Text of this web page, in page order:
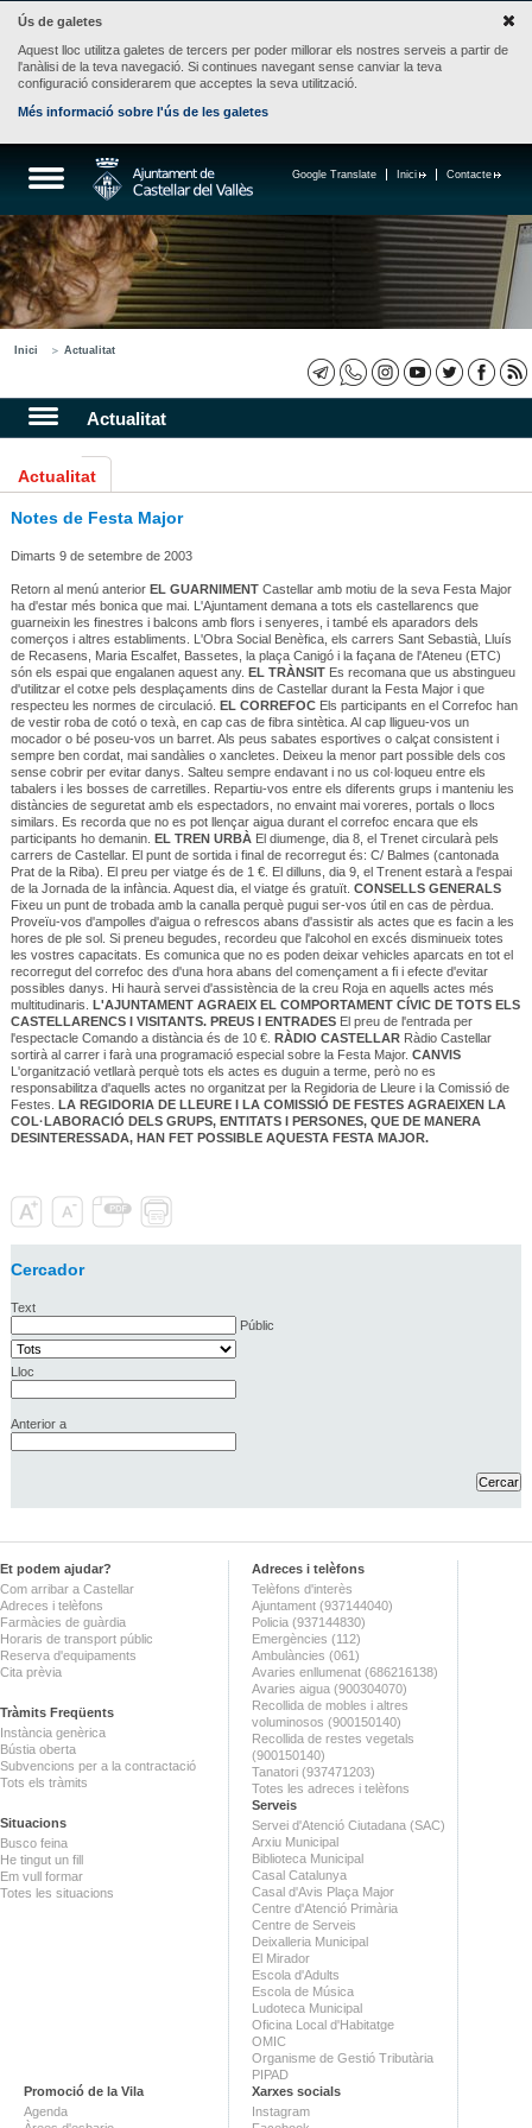
Ús de galetes
Aquest lloc utilitza galetes de tercers per poder millorar els nostres serveis a partir de
l'anàlisi de la teva navegació. Si continues navegant sense canviar la teva
configuració considerarem que acceptes la seva utilització.
Més informació sobre l'ús de les galetes
Contacte
Inici
Google Translate
Inici Actualitat
Actualitat
Actualitat
Notes de Festa Major
Dimarts 9 de setembre de 2003
Retorn al menú anterior EL GUARNIMENTCastellar amb motiu de la seva Festa Major
ha d'estar més bonica que mai. L'Ajuntament demana a tots els castellarencs que
guarneixin les finestres i balcons amb flors i senyeres, i també els aparadors dels
comerços i altres establiments. L'Obra Social Benèfica, els carrers Sant Sebastià, Lluís
de Recasens, Maria Escalfet, Bassetes, la plaça Canigó i la façana de l'Ateneu (ETC)
són els espai que engalanen aquest any. EL TRÀNSITEs recomana que us abstingueu
d'utilitzar el cotxe pels desplaçaments dins de Castellar durant la Festa Major i que
respecteu les normes de circulació. EL CORREFOCEls participants en el Correfoc han
de vestir roba de cotó o texà, en cap cas de fibra sintètica. Al cap lligueu-vos un
mocador o bé poseu-vos un barret. Als peus sabates esportives o calçat consistent i
sempre ben cordat, mai sandàlies o xancletes. Deixeu la menor part possible dels cos
sense cobrir per evitar danys. Salteu sempre endavant i no us col·loqueu entre els
tabalers i les bosses de carretilles. Repartiu-vos entre els diferents grups i manteniu les
distàncies de seguretat amb els espectadors, no envaint mai voreres, portals o llocs
similars. Es recorda que no es pot llençar aigua durant el correfoc encara que els
participants ho demanin. EL TREN URBÀEl diumenge, dia 8, el Trenet circularà pels
carrers de Castellar. El punt de sortida i final de recorregut és: C/ Balmes (cantonada
Prat de la Riba). El preu per viatge és de 1 €. El dilluns, dia 9, el Trenent estarà a l'espai
de la Jornada de la infància. Aquest dia, el viatge és gratuït. CONSELLS GENERALS
Fixeu un punt de trobada amb la canalla perquè pugui ser-vos útil en cas de pèrdua.
Proveïu-vos d'ampolles d'aigua o refrescos abans d'assistir als actes que es facin a les
hores de ple sol. Si preneu begudes, recordeu que l'alcohol en excés disminueix totes
les vostres capacitats. Es comunica que no es poden deixar vehicles aparcats en tot el
recorregut del correfoc des d'una hora abans del començament a fi i efecte d'evitar
possibles danys. Hi haurà servei d'assistència de la creu Roja en aquells actes més
multitudinaris. L'AJUNTAMENT AGRAEIX EL COMPORTAMENT CÍVIC DE TOTS ELS
CASTELLARENCS I VISITANTS. PREUS I ENTRADESEl preu de l'entrada per
l'espectacle Comando a distància és de 10 €. RÀDIO CASTELLARRàdio Castellar
sortirà al carrer i farà una programació especial sobre la Festa Major. CANVIS
L'organització vetllarà perquè tots els actes es duguin a terme, però no es
responsabilitza d'aquells actes no organitzat per la Regidoria de Lleure i la Comissió de
Festes. LA REGIDORIA DE LLEURE I LA COMISSIÓ DE FESTES AGRAEIXEN LA
COL·LABORACIÓ DELS GRUPS, ENTITATS I PERSONES, QUE DE MANERA
DESINTERESSADA, HAN FET POSSIBLE AQUESTA FESTA MAJOR.
Cercador
Text
Públic
Lloc
Anterior a
Et podem ajudar?
Com arribar a Castellar
Adreces i telèfons
Farmàcies de guàrdia
Horaris de transport públic
Reserva d'equipaments
Cita prèvia
Tràmits Freqüents
Instància genèrica
Bústia oberta
Subvencions per a la contractació
Tots els tràmits
Situacions
Busco feina
He tingut un fill
Em vull formar
Totes les situacions
Adreces i telèfons
Telèfons d'interès
Ajuntament (937144040)
Policia (937144830)
Emergències (112)
Ambulàncies (061)
Avaries enllumenat (686216138)
Avaries aigua (900304070)
Recollida de mobles i altres
voluminosos (900150140)
Recollida de restes vegetals
(900150140)
Tanatori (937471203)
Totes les adreces i telèfons
Serveis
Servei d'Atenció Ciutadana (SAC)
Arxiu Municipal
Biblioteca Municipal
Casal Catalunya
Casal d'Avis Plaça Major
Centre d'Atenció Primària
Centre de Serveis
Deixalleria Municipal
El Mirador
Escola d'Adults
Escola de Música
Ludoteca Municipal
Oficina Local d'Habitatge
OMIC
Organisme de Gestió Tributària
PIPAD
Promoció de la Vila
Agenda
Xarxes socials
Instagram